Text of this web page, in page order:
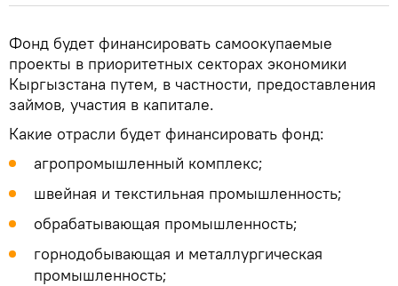
Фонд будет финансировать самоокупаемые
проекты в приоритетных секторах экономики
Кыргызстана путем, в частности, предоставления
займов, участия в капитале.
Какие отрасли будет финансировать фонд:
агропромышленный комплекс;
швейная и текстильная промышленность;
обрабатывающая промышленность;
горнодобывающая и металлургическая
промышленность;